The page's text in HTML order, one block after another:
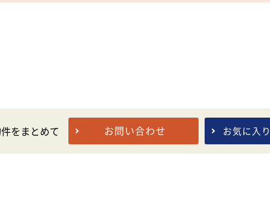
をまとめて お問い合わせ お気に入り